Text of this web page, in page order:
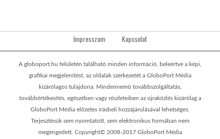
Impresszum Kapcsolat
A globoport.hu felületén található minden információ, beleértve a képi,
grafikai megjelenítést, az oldalak szerkezetét a GloboPort Média
kizárólagos tulajdona. Mindennemű továbbszolgáltatás,
továbbértékesítés, egészében vagy részleteiben az újraközlés kizárólag a
GloboPort Média előzetes írásbeli hozzájárulásával lehetséges.
Terjesztésük sem nyomtatott, sem elektronikus formában nem
megengedett. Copyright© 2008-2017 GloboPort Média